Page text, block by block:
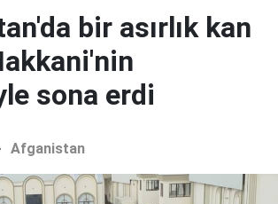
bir asırlık kan
sona erdi
Afganistan